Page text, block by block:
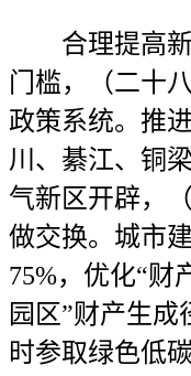
合理提高新
门槛，（二十
政策系统。推
川、綦江、铜
气新区开辟，
做交换。城市
75%，优化“财
园区”财产生
时参取绿色低